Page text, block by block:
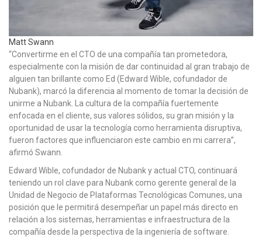
Matt Swann
“Convertirme en el CTO de una compañía tan prometedora,
especialmente con la misión de dar continuidad al gran trabajo de
alguien tan brillante como Ed (Edward Wible, cofundador de
Nubank), marcó la diferencia al momento de tomar la decisión de
unirme a Nubank. La cultura de la compañía fuertemente
enfocada en el cliente, sus valores sólidos, su gran misión y la
oportunidad de usar la tecnología como herramienta disruptiva,
fueron factores que influenciaron este cambio en mi carrera”,
afirmó Swann.
Edward Wible, cofundador de Nubank y actual CTO, continuará
teniendo un rol clave para Nubank como gerente general de la
Unidad de Negocio de Plataformas Tecnológicas Comunes, una
posición que le permitirá desempeñar un papel más directo en
relación a los sistemas, herramientas e infraestructura de la
compañía desde la perspectiva de la ingeniería de software.